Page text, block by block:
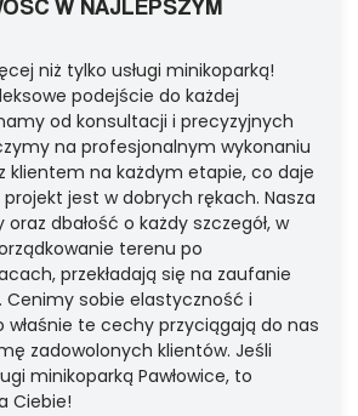
W NAJLEPSZYM
niż tylko usługi minikoparką!
podejście do każdej
od konsultacji i precyzyjnych
na profesjonalnym wykonaniu
klientem na każdym etapie, co daje
jest w dobrych rękach. Nasza
dbałość o każdy szczegół, w
terenu po
przekładają się na zaufanie
Cenimy sobie elastyczność i
te cechy przyciągają do nas
zadowolonych klientów. Jeśli
minikoparką Pawłowice, to
Ciebie!